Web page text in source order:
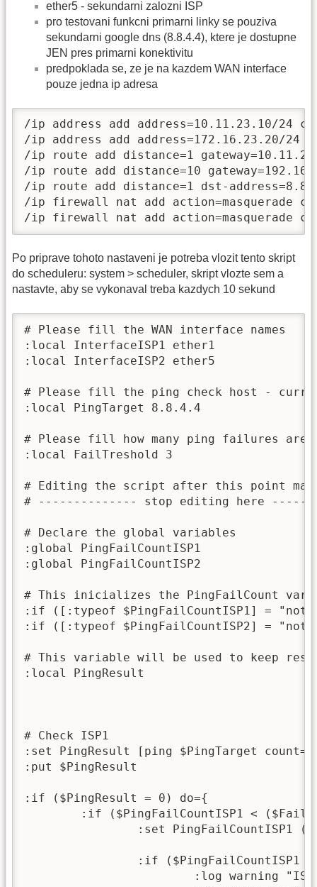
ether5 - sekundarni zalozni ISP
pro testovani funkcni primarni linky se pouziva
sekundarni google dns (8.8.4.4), ktere je dostupne
JEN pres primarni konektivitu
predpoklada se, ze je na kazdem WAN interface
pouze jedna ip adresa
/ip address add address=10.11.23.10/24
/ip address add address=172.16.23.20/24
/ip route add distance=1
/ip route add distance=10
/ip route add distance=1 dst-
/ip firewall nat add action=masquerade
/ip firewall nat add action=masquerade
Po priprave tohoto nastaveni je potreba vlozit tento skript
do scheduleru: system > scheduler, skript vlozte sem a
nastavte, aby se vykonaval treba kazdych 10 sekund
# Please fill the WAN interface names
:local InterfaceISP1 ether1
:local InterfaceISP2 ether5
# Please fill the ping check host -
:local PingTarget 8.8.4.4
# Please fill how many ping failures are
:local FailTreshold 3
# Editing the script after this point
# -------------- stop editing here
# Declare the global variables
:global PingFailCountISP1
:global PingFailCountISP2
# This inicializes the PingFailCount
:if ([:typeof $PingFailCountISP1] =
:if ([:typeof $PingFailCountISP2] =
# This variable will be used to keep
:local PingResult
# Check ISP1
:set PingResult [ping $PingTarget
:put $PingResult
:if ($PingResult = 0) do={